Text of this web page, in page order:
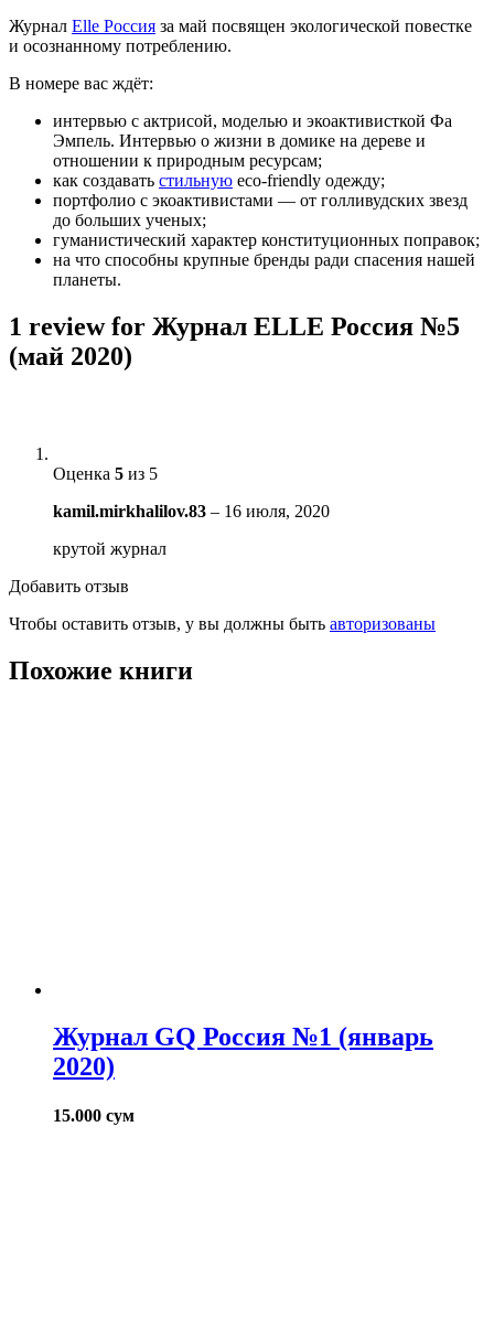
Журнал Elle Россия за май посвящен экологической повестке
и осознанному потреблению.
В номере вас ждёт:
интервью с актрисой, моделью и экоактивисткой Фа
Эмпель. Интервью о жизни в домике на дереве и
отношении к природным ресурсам;
как создавать стильную eco-friendly одежду;
портфолио с экоактивистами — от голливудских звезд
до больших ученых;
гуманистический характер конституционных поправок;
на что способны крупные бренды ради спасения нашей
планеты.
1 review for Журнал ELLE Россия №5
(май 2020)
Оценка 5 из 5
kamil.mirkhalilov.83 – 16 июля, 2020
крутой журнал
Добавить отзыв
Чтобы оставить отзыв, у вы должны быть авторизованы
Похожие книги
Журнал GQ Россия №1 (январь
2020)
15.000 сум